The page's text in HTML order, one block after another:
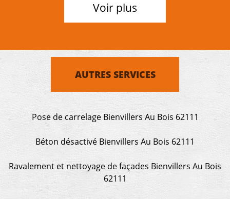
Voir plus
AUTRES SERVICES
Pose de carrelage Bienvillers Au Bois 62111
Béton désactivé Bienvillers Au Bois 62111
Ravalement et nettoyage de façades Bienvillers Au Bois
62111